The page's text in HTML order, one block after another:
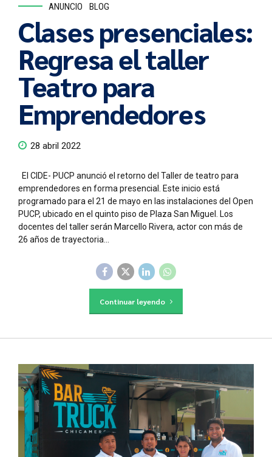
ANUNCIO BLOG
Clases presenciales:
Regresa el taller
Teatro para
Emprendedores
28 abril 2022
El CIDE- PUCP anunció el retorno del Taller de teatro para
emprendedores en forma presencial. Este inicio está
programado para el 21 de mayo en las instalaciones del Open
PUCP, ubicado en el quinto piso de Plaza San Miguel. Los
docentes del taller serán Marcello Rivera, actor con más de
26 años de trayectoria...
Continuar leyendo